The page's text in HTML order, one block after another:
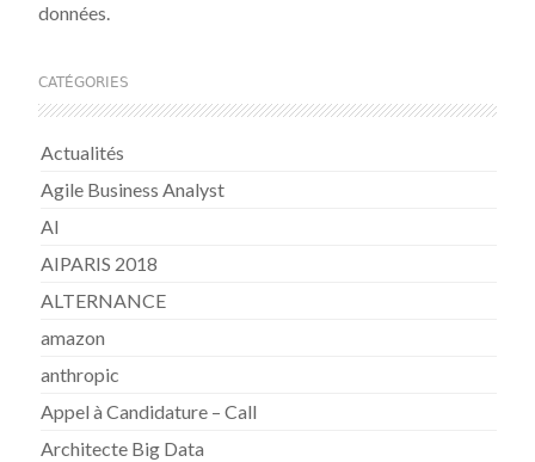
données.
CATÉGORIES
Actualités
Agile Business Analyst
AI
AIPARIS 2018
ALTERNANCE
amazon
anthropic
Appel à Candidature – Call
Architecte Big Data